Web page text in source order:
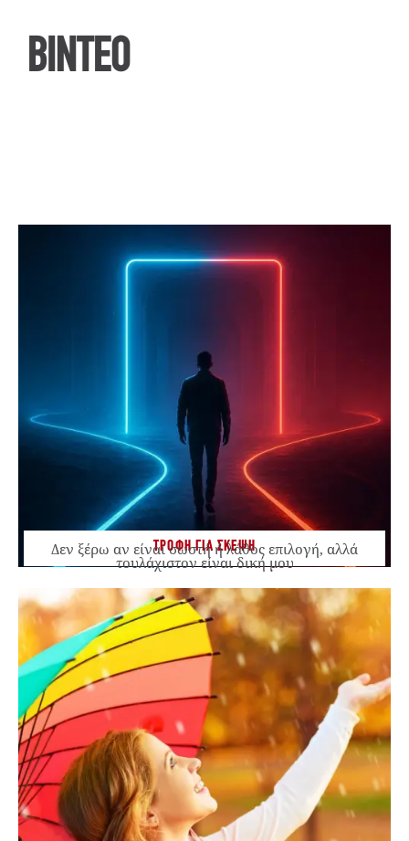
ΒΙΝΤΕΟ
ΤΡΟΦΗ ΓΙΑ ΣΚΕΨΗ
Δεν ξέρω αν είναι σωστή ή λάθος επιλογή, αλλά
τουλάχιστον είναι δική μου